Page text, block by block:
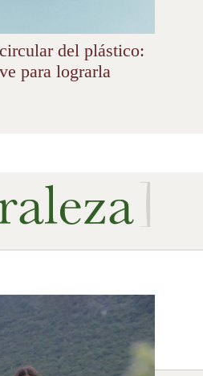
del plástico:
para lograrla